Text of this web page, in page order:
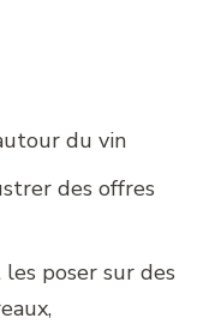
du vin
des offres
poser sur des